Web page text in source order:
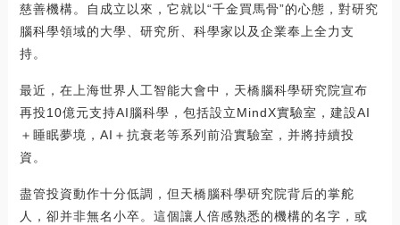
慈善機構。自成立以來，它就以“千金買馬骨”的心態，對研究
腦科學領域的大學、研究所、科學家以及企業奉上全力支
持。
最近，在上海世界人工智能大會中，天橋腦科學研究院宣布
再投10億元支持AI腦科學，包括設立MindX實驗室，建設AI
＋睡眠夢境，AI＋抗衰老等系列前沿實驗室，并將持續投
資。
盡管投資動作十分低調，但天橋腦科學研究院背后的掌舵
人，卻并非無名小卒。這個讓人倍感熟悉的機構的名字，或